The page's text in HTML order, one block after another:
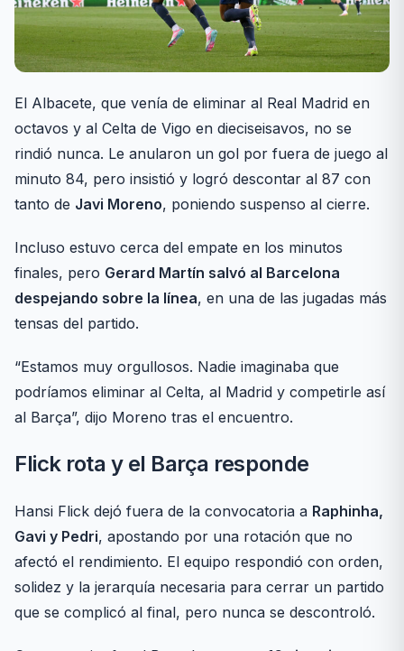
El Albacete, que venía de eliminar al Real Madrid en
octavos y al Celta de Vigo en dieciseisavos, no se
rindió nunca. Le anularon un gol por fuera de juego al
minuto 84, pero insistió y logró descontar al 87 con
tanto de Javi Moreno, poniendo suspenso al cierre.
Incluso estuvo cerca del empate en los minutos
finales, pero Gerard Martín salvó al Barcelona
despejando sobre la línea, en una de las jugadas más
tensas del partido.
“Estamos muy orgullosos. Nadie imaginaba que
podríamos eliminar al Celta, al Madrid y competirle así
al Barça”, dijo Moreno tras el encuentro.
Flick rota y el Barça responde
Hansi Flick dejó fuera de la convocatoria a Raphinha,
Gavi y Pedri, apostando por una rotación que no
afectó el rendimiento. El equipo respondió con orden,
solidez y la jerarquía necesaria para cerrar un partido
que se complicó al final, pero nunca se descontroló.